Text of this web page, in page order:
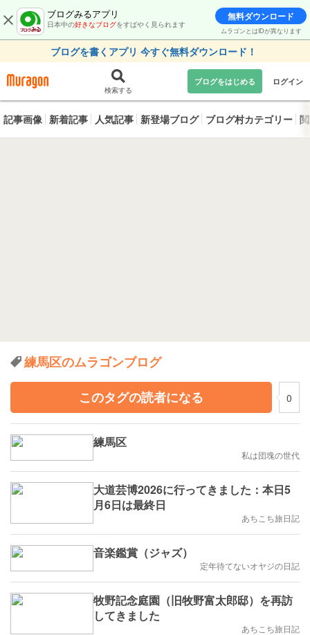
ブログみるアプリ
日本中の好きなブログをすばやく見られます
無料ダウンロード
ムラゴンとはIDが異なります
ブログを書くアプリ 今すぐ無料ダウンロード！
検索する
ブログをはじめる ログイン
記事画像 新着記事 人気記事 新登場ブログ ブログ村カテゴリー
練馬区のムラゴンブログ
このタグの読者になる
0
練馬区
私は団塊の世代
大道芸博2026に行ってきました：本日5
月6日は最終日
あちこち旅日記
音楽鑑賞（ジャズ）
定年待てないオヤジの日記
牧野記念庭園（旧牧野富太郎邸）を再訪
してきました
あちこち旅日記